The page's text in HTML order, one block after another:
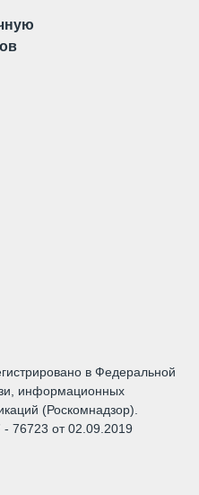
в Федеральной
информационных
(Роскомнадзор).
76723 от 02.09.2019